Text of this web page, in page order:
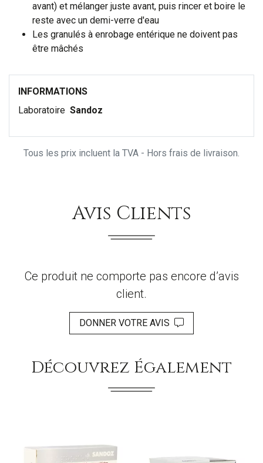
avant) et mélanger juste avant, puis rincer et boire le
reste avec un demi-verre d'eau
Les granulés à enrobage entérique ne doivent pas
être mâchés
INFORMATIONS
Laboratoire Sandoz
Tous les prix incluent la TVA - Hors frais de livraison.
Avis Clients
Ce produit ne comporte pas encore d’avis
client.
DONNER VOTRE AVIS
Découvrez Également